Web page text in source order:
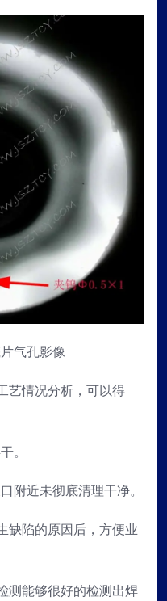
气孔影像
艺情况分析，可以得
。
近未彻底清理干净。
缺陷的原因后，方便业
测能够很好的检测出焊